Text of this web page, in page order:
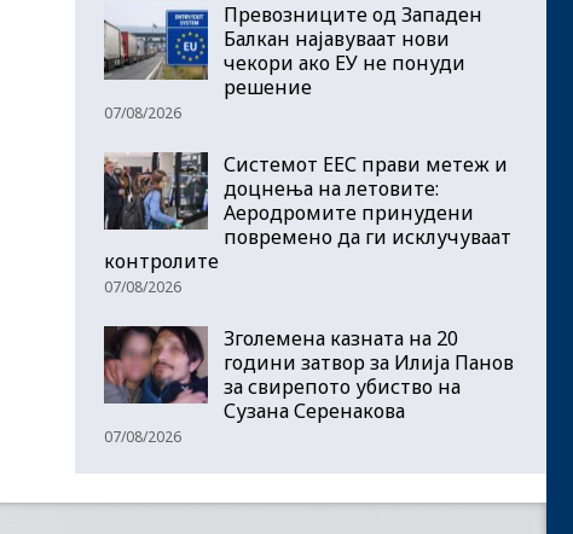
Превозниците од Западен
Балкан најавуваат нови
чекори ако ЕУ не понуди
решение
07/08/2026
Системот ЕЕС прави метеж и
доцнења на летовите:
Аеродромите принудени
повремено да ги исклучуваат
контролите
07/08/2026
Зголемена казната на 20
години затвор за Илија Панов
за свирепото убиство на
Сузана Серенакова
07/08/2026